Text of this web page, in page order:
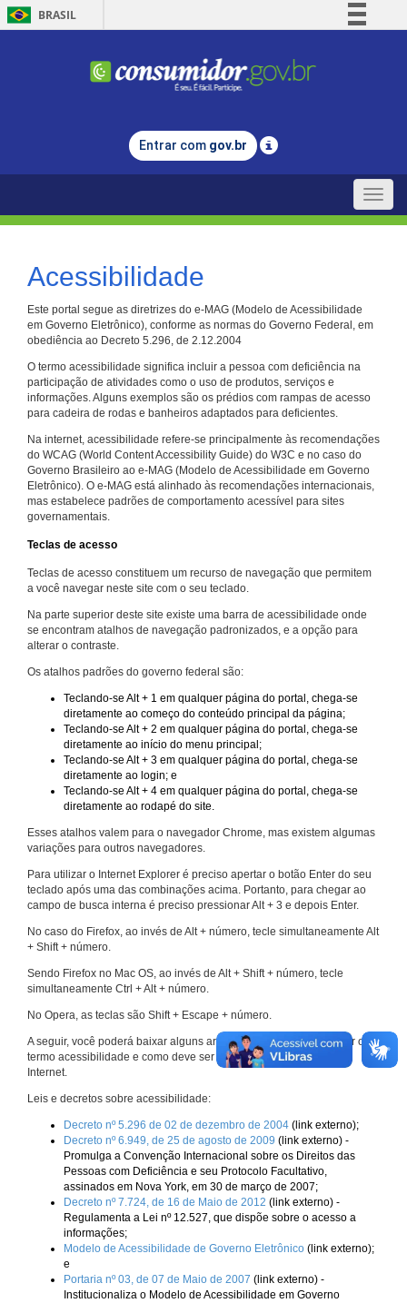
BRASIL
Comunica BR
Legislação
Entrar com gov.br
Toggle
Acessibilidade
Este portal segue as diretrizes do e-MAG (Modelo de Acessibilidade
em Governo Eletrônico), conforme as normas do Governo Federal, em
obediência ao Decreto 5.296, de 2.12.2004
O termo acessibilidade significa incluir a pessoa com deficiência na
participação de atividades como o uso de produtos, serviços e
informações. Alguns exemplos são os prédios com rampas de acesso
para cadeira de rodas e banheiros adaptados para deficientes.
Na internet, acessibilidade refere-se principalmente às recomendações
do WCAG (World Content Accessibility Guide) do W3C e no caso do
Governo Brasileiro ao e-MAG (Modelo de Acessibilidade em Governo
Eletrônico). O e-MAG está alinhado às recomendações internacionais,
mas estabelece padrões de comportamento acessível para sites
governamentais.
Teclas de acesso
Teclas de acesso constituem um recurso de navegação que permitem
a você navegar neste site com o seu teclado.
Na parte superior deste site existe uma barra de acessibilidade onde
se encontram atalhos de navegação padronizados, e a opção para
alterar o contraste.
Os atalhos padrões do governo federal são:
Teclando-se Alt + 1 em qualquer página do portal, chega-se
diretamente ao começo do conteúdo principal da página;
Teclando-se Alt + 2 em qualquer página do portal, chega-se
diretamente ao início do menu principal;
Teclando-se Alt + 3 em qualquer página do portal, chega-se
diretamente ao login; e
Teclando-se Alt + 4 em qualquer página do portal, chega-se
diretamente ao rodapé do site.
Esses atalhos valem para o navegador Chrome, mas existem algumas
variações para outros navegadores.
Para utilizar o Internet Explorer é preciso apertar o botão Enter do seu
teclado após uma das combinações acima. Portanto, para chegar ao
campo de busca interna é preciso pressionar Alt + 3 e depois Enter.
No caso do Firefox, ao invés de Alt + número, tecle simultaneamente Alt
+ Shift + número.
Sendo Firefox no Mac OS, ao invés de Alt + Shift + número, tecle
simultaneamente Ctrl + Alt + número.
No Opera, as teclas são Shift + Escape + número.
A seguir, você poderá baixar alguns arquivos que explicam melhor o
termo acessibilidade e como deve ser implementado nos sites da
Internet.
Leis e decretos sobre acessibilidade:
Decreto nº 5.296 de 02 de dezembro de 2004 (link externo);
Decreto nº 6.949, de 25 de agosto de 2009 (link externo) -
Promulga a Convenção Internacional sobre os Direitos das
Pessoas com Deficiência e seu Protocolo Facultativo,
assinados em Nova York, em 30 de março de 2007;
Decreto nº 7.724, de 16 de Maio de 2012 (link externo) -
Regulamenta a Lei nº 12.527, que dispõe sobre o acesso a
informações;
Modelo de Acessibilidade de Governo Eletrônico (link externo);
e
Portaria nº 03, de 07 de Maio de 2007 (link externo) -
Institucionaliza o Modelo de Acessibilidade em Governo